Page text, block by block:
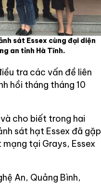
sát Essex cùng đại diện
an tỉnh Hà Tĩnh.
tra các vấn đề liên
hồi tháng tháng 10
cho biết trong hai
sát hạt Essex đã gặp
tại Grays, Essex
An, Quảng Bình,